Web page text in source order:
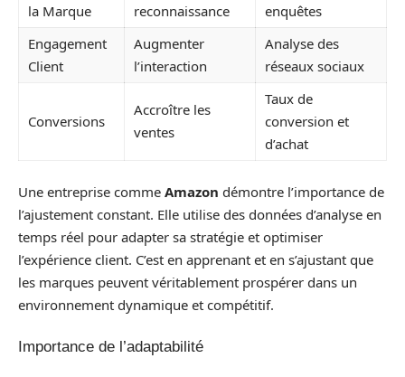
la Marque
reconnaissance
enquêtes
Engagement
Client
Augmenter
l’interaction
Analyse des
réseaux sociaux
Conversions
Accroître les
ventes
Taux de
conversion et
d’achat
Une entreprise comme Amazon démontre l’importance de
l’ajustement constant. Elle utilise des données d’analyse en
temps réel pour adapter sa stratégie et optimiser
l’expérience client. C’est en apprenant et en s’ajustant que
les marques peuvent véritablement prospérer dans un
environnement dynamique et compétitif.
Importance de l’adaptabilité